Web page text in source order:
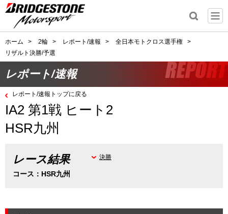
ホーム > 2輪 > レポート/速報 > 全日本モトクロス選手権
>
リザルト決勝/予選
レポート/速報
レポート/速報トップに戻る
IA2 第1戦 ヒート2
HSR九州
レース結果
コース：HSR九州
決勝